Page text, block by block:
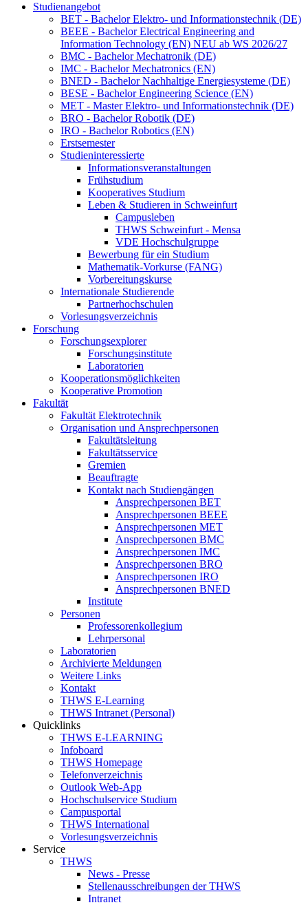
Studienangebot
BET - Bachelor Elektro- und Informationstechnik (DE)
BEEE - Bachelor Electrical Engineering and
Information Technology (EN) NEU ab WS 2026/27
BMC - Bachelor Mechatronik (DE)
IMC - Bachelor Mechatronics (EN)
BNED - Bachelor Nachhaltige Energiesysteme (DE)
BESE - Bachelor Engineering Science (EN)
MET - Master Elektro- und Informationstechnik (DE)
BRO - Bachelor Robotik (DE)
IRO - Bachelor Robotics (EN)
Erstsemester
Studieninteressierte
Informationsveranstaltungen
Frühstudium
Kooperatives Studium
Leben & Studieren in Schweinfurt
Campusleben
THWS Schweinfurt - Mensa
VDE Hochschulgruppe
Bewerbung für ein Studium
Mathematik-Vorkurse (FANG)
Vorbereitungskurse
Internationale Studierende
Partnerhochschulen
Vorlesungsverzeichnis
Forschung
Forschungsexplorer
Forschungsinstitute
Laboratorien
Kooperationsmöglichkeiten
Kooperative Promotion
Fakultät
Fakultät Elektrotechnik
Organisation und Ansprechpersonen
Fakultätsleitung
Fakultätsservice
Gremien
Beauftragte
Kontakt nach Studiengängen
Ansprechpersonen BET
Ansprechpersonen BEEE
Ansprechpersonen MET
Ansprechpersonen BMC
Ansprechpersonen IMC
Ansprechpersonen BRO
Ansprechpersonen IRO
Ansprechpersonen BNED
Institute
Personen
Professorenkollegium
Lehrpersonal
Laboratorien
Archivierte Meldungen
Weitere Links
Kontakt
THWS E-Learning
THWS Intranet (Personal)
Quicklinks
THWS E-LEARNING
Infoboard
THWS Homepage
Telefonverzeichnis
Outlook Web-App
Hochschulservice Studium
Campusportal
THWS International
Vorlesungsverzeichnis
Service
THWS
News - Presse
Stellenausschreibungen der THWS
Intranet